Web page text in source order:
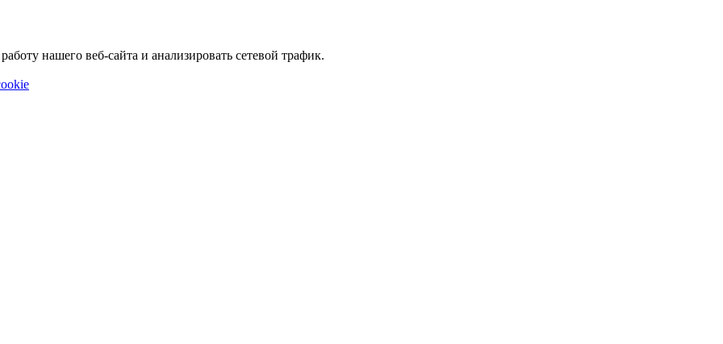
нашего веб-сайта и анализировать сетевой трафик.